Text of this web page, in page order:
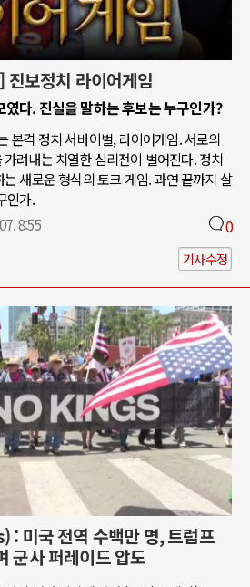
진보정치 라이어게임
다. 진실을 말하는 후보는 누구인가?
본격 정치 서바이벌, 라이어게임. 서로의
려내는 치열한 심리전이 벌어진다. 정치
새로운 형식의 토크 게임. 과연 끝까지 살
인가.
8:55 0
기사수정
: 미국 전역 수백만 명, 트럼프
군사 퍼레이드 압도